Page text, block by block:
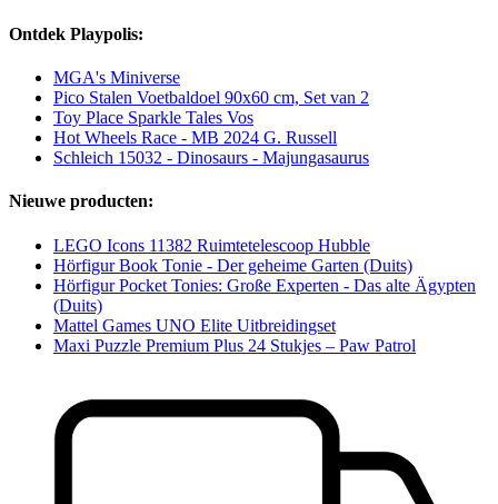
Ontdek Playpolis:
MGA's Miniverse
Pico Stalen Voetbaldoel 90x60 cm, Set van 2
Toy Place Sparkle Tales Vos
Hot Wheels Race - MB 2024 G. Russell
Schleich 15032 - Dinosaurs - Majungasaurus
Nieuwe producten:
LEGO Icons 11382 Ruimtetelescoop Hubble
Hörfigur Book Tonie - Der geheime Garten (Duits)
Hörfigur Pocket Tonies: Große Experten - Das alte Ägypten
(Duits)
Mattel Games UNO Elite Uitbreidingset
Maxi Puzzle Premium Plus 24 Stukjes – Paw Patrol